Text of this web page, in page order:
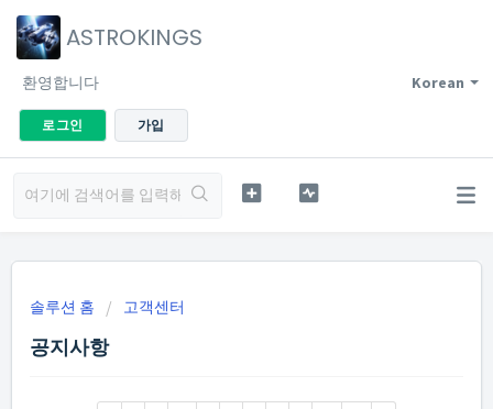
ASTROKINGS
Korean
환영합니다
로그인 가입
솔루션 홈 고객센터
공지사항